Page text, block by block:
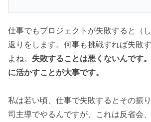
仕事でもプロジェクトが失敗すると（
返りをします。何事も挑戦すれば失敗
よね。 失敗することは悪くないんです
に活かすことが大事です。
私は若い頃、仕事で失敗するとその振
司主導でやるんですが、これは反省会